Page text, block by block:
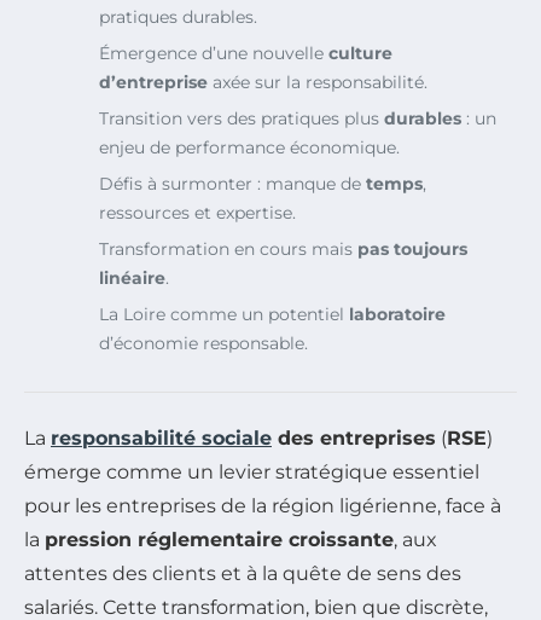
pratiques durables.
Émergence d’une nouvelle culture
d’entreprise axée sur la responsabilité.
Transition vers des pratiques plus durables : un
enjeu de performance économique.
Défis à surmonter : manque de temps,
ressources et expertise.
Transformation en cours mais pas toujours
linéaire.
La Loire comme un potentiel laboratoire
d’économie responsable.
La responsabilité sociale des entreprises (RSE)
émerge comme un levier stratégique essentiel
pour les entreprises de la région ligérienne, face à
la pression réglementaire croissante, aux
attentes des clients et à la quête de sens des
salariés. Cette transformation, bien que discrète,